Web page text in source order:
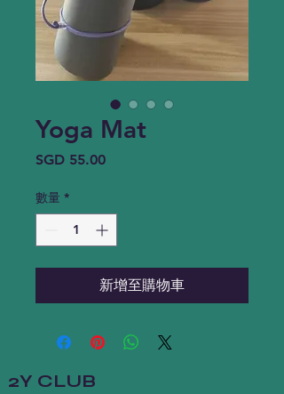
Yoga Mat
SGD 55.00價
數量 *
新增至購物車
2Y CLUB